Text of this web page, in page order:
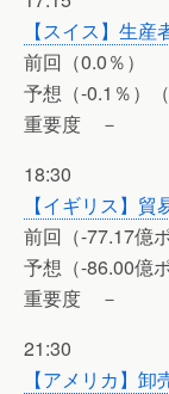
【スイス】生産
前回（0.0％）
予想（-0.1％）（
重要度 －
18:30
【イギリス】貿
前回（-77.17億
予想（-86.00億
重要度 －
21:30
【アメリカ】卸